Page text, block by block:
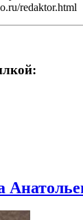
redaktor.html